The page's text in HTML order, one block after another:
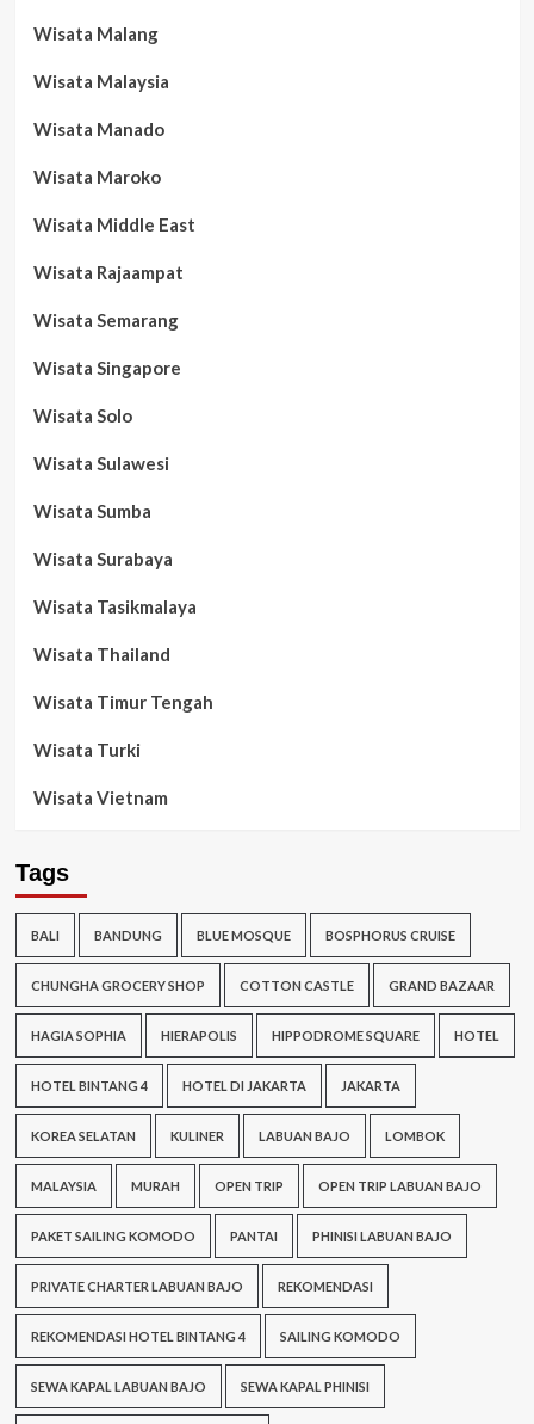
Wisata Malang
Wisata Malaysia
Wisata Manado
Wisata Maroko
Wisata Middle East
Wisata Rajaampat
Wisata Semarang
Wisata Singapore
Wisata Solo
Wisata Sulawesi
Wisata Sumba
Wisata Surabaya
Wisata Tasikmalaya
Wisata Thailand
Wisata Timur Tengah
Wisata Turki
Wisata Vietnam
Tags
BALI BANDUNG BLUE MOSQUE BOSPHORUS CRUISE
CHUNGHA GROCERY SHOP COTTON CASTLE GRAND BAZAAR
HAGIA SOPHIA HIERAPOLIS HIPPODROME SQUARE HOTEL
HOTEL BINTANG 4 HOTEL DI JAKARTA JAKARTA
KOREA SELATAN KULINER LABUAN BAJO LOMBOK
MALAYSIA MURAH OPEN TRIP OPEN TRIP LABUAN BAJO
PAKET SAILING KOMODO PANTAI PHINISI LABUAN BAJO
PRIVATE CHARTER LABUAN BAJO REKOMENDASI
REKOMENDASI HOTEL BINTANG 4 SAILING KOMODO
SEWA KAPAL LABUAN BAJO SEWA KAPAL PHINISI